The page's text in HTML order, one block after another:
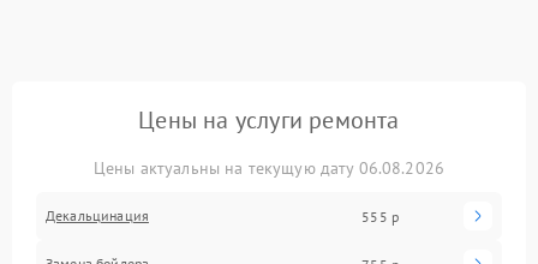
Цены на услуги ремонта
Цены актуальны на текущую дату 06.08.2026
Декальцинация 555 р